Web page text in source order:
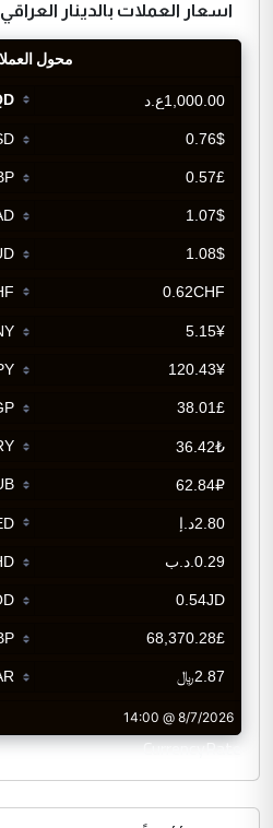
اسعار العملات بالدينار العراقي
CurrencyRate